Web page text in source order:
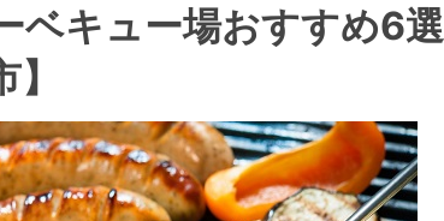
ベキュー場おすすめ6選